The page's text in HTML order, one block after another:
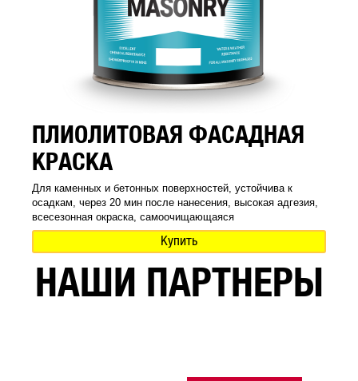
ПЛИОЛИТОВАЯ ФАСАДНАЯ
КРАСКА
Для каменных и бетонных поверхностей, устойчива к
осадкам, через 20 мин после нанесения, высокая адгезия,
всесезонная окраска, самоочищающаяся
Купить
НАШИ ПАРТНЕРЫ